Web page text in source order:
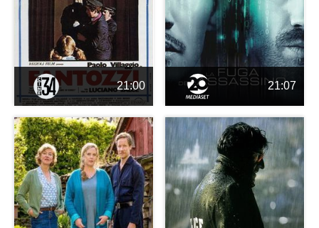
21:00 21:07